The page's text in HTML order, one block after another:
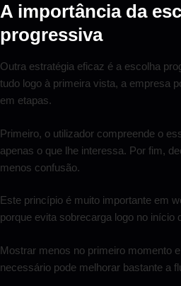
A importância da
progressiva
Outra estratégia eficaz é a escolha
tudo logo à primeira vista, a empresa
em etapas.
Primeiro, o utilizador compreende o
apenas o que lhe interessa. Por fim,
menos confusão.
Este princípio é muito importante em
porque evita sobrecarga logo no início
Mostrar menos no primeiro momento
necessário pode melhorar bastante a